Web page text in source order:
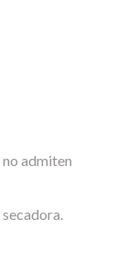
admiten